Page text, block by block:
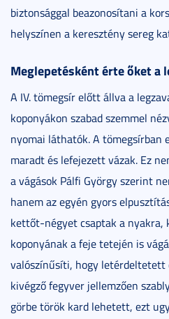
biztonsággal beazonosítani a
helyszínen a keresztény sereg
Meglepetésként érte őket a
A IV. tömegsír előtt állva a
koponyákon szabad szemmel
nyomai láthatók. A tömegsírban
maradt és lefejezett vázak. Ez
a vágások Pálfi György szerint
hanem az egyén gyors
kettőt-négyet csaptak a nyakra,
koponyának a feje tetején is
valószínűsíti, hogy letérdeltetett
kivégző fegyver jellemzően
görbe török kard lehetett, ezt